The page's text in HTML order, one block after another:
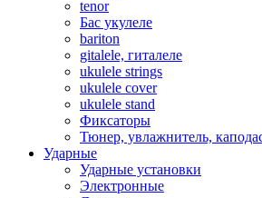
tenor
Бас укулеле
bariton
gitalele, гиталеле
ukulele strings
ukulele cover
ukulele stand
Фиксаторы
Тюнер, увлажнитель,
Ударные
Ударные установки
Электронные